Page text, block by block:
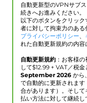
自動更新型のVPNサブ
続きへお進みください。
以下のボタンをクリッ
者に対して拘束力のある
プライバシーポリシー、
れた自動更新規約の内容
自動更新規約 ：お客様
して$12.99 + VAT／税金
September 2026 から、
で自動的に更新されま
合があります）。そし
払い方法に対して継続